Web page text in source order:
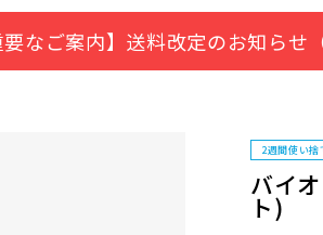
要なご案内】送料改定のお知らせ
2週間使い捨
バイ
ト)